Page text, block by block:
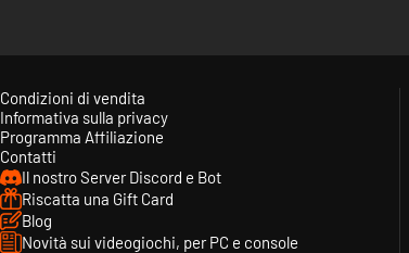
Condizioni di vendita
Informativa sulla privacy
Programma Affiliazione
Contatti
Il nostro Server Discord e Bot
Riscatta una Gift Card
Blog
Novità sui videogiochi, per PC e console